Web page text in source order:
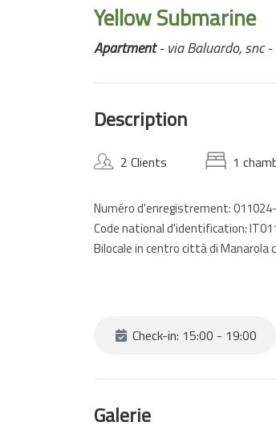
Yellow Submarine
Apartment- via Baluardo, snc
Description
2 Clients 1
Numéro d'enregistrement:
Code national d'identification:
Bilocale in centro città di Manarola
Check-in: 15:00 - 19:00
Galerie